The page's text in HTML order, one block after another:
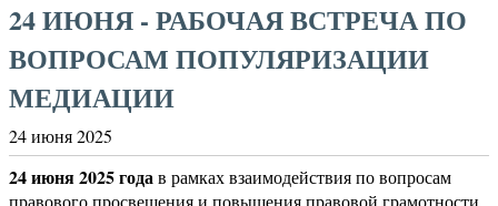
24 ИЮНЯ - РАБОЧАЯ ВСТРЕЧА ПО
ВОПРОСАМ ПОПУЛЯРИЗАЦИИ
МЕДИАЦИИ
24 июня 2025
24 июня 2025 годав рамках взаимодействия по вопросам
правового просвещения и повышения правовой грамотности